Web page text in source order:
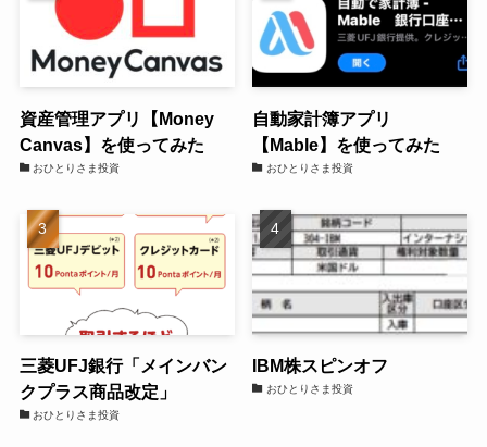
資産管理アプリ【Money
Canvas】を使ってみた
おひとりさま投資
自動家計簿アプリ
【Mable】を使ってみた
おひとりさま投資
三菱UFJ銀行「メインバン
クプラス商品改定」
おひとりさま投資
IBM株スピンオフ
おひとりさま投資